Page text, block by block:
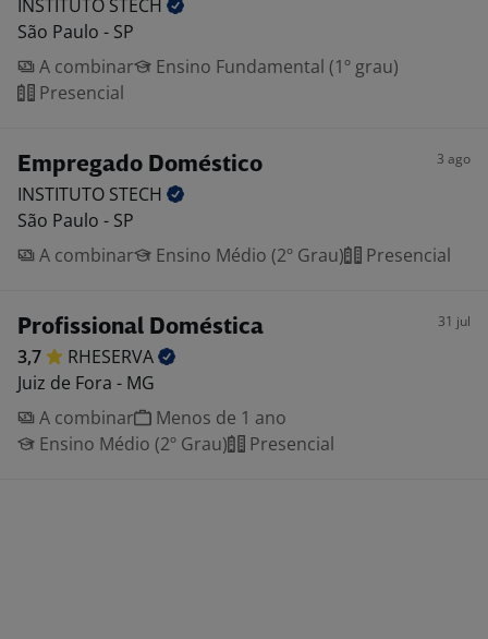
INSTITUTO STECH
São Paulo - SP
A combinar
Ensino Fundamental (1º grau)
Presencial
Empregado Doméstico 3 ago
INSTITUTO STECH
São Paulo - SP
A combinar
Ensino Médio (2º Grau) Presencial
Profissional Doméstica 31 jul
3,7
RHESERVA
Juiz de Fora - MG
A combinar
Menos de 1 ano
Ensino Médio (2º Grau)
Presencial